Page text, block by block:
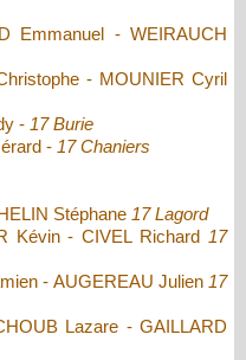
Emmanuel - WEIRAUCH
- MOUNIER Cyril
- 17 Burie
- 17 Chaniers
Stéphane 17 Lagord
Kévin - CIVEL Richard 17
- AUGEREAU Julien 17
Lazare - GAILLARD